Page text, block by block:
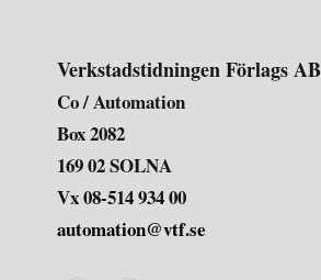
Verkstadstidningen Förlags AB
Co / Automation
Box 2082
169 02 SOLNA
Vx 08-514 934 00
automation@vtf.se